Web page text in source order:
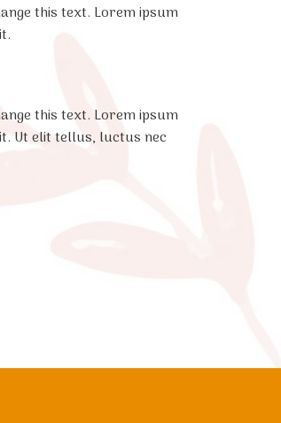
this text. Lorem ipsum
this text. Lorem ipsum
Ut elit tellus, luctus nec